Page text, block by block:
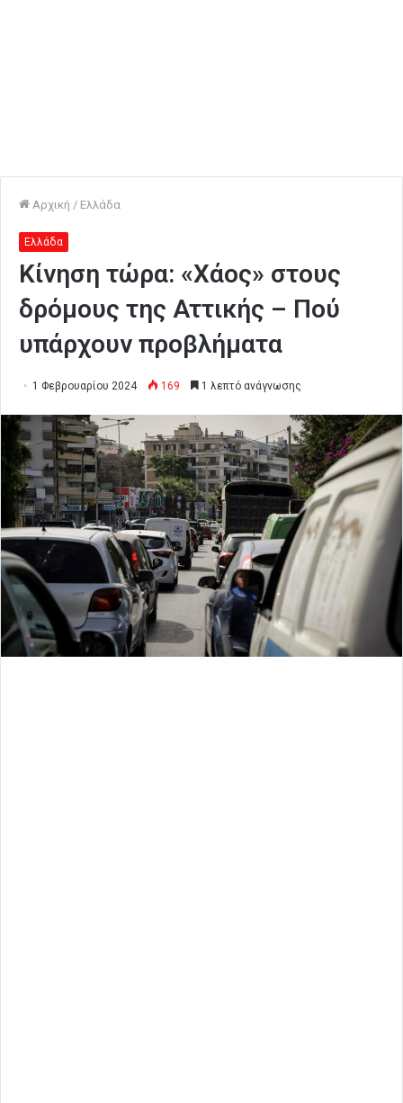
Αρχική / Ελλάδα
Ελλάδα
Κίνηση τώρα: «Χάος» στους
δρόμους της Αττικής – Πού
υπάρχουν προβλήματα
1 Φεβρουαρίου 2024 169 1 λεπτό ανάγνωσης